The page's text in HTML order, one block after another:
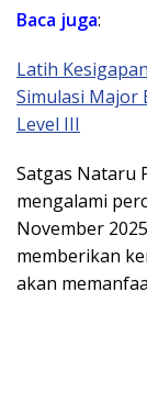
Baca juga:
Latih
Simulasi Major
Level III
Satgas Nataru
mengalami
November
memberikan
akan